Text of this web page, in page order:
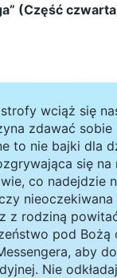
(Część
wciąż się
zdawać sobie
to nie bajki dla
się na
co nadejdzie
z rodziną
pod Bożą
aby
Nie